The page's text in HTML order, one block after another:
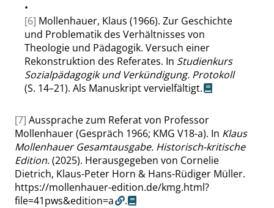
•
[6] Mollenhauer, Klaus (1966). Zur Geschichte
und Problematik des Verhältnisses von
Theologie und Pädagogik. Versuch einer
Rekonstruktion des Referates. In Studienkurs
Sozialpädagogik und Verkündigung. Protokoll
(S. 14–21). Als Manuskript vervielfältigt.
[7] Aussprache zum Referat von Professor
Mollenhauer (Gespräch 1966; KMG V18-a). In Klaus
Mollenhauer Gesamtausgabe. Historisch-kritische
Edition. (2025). Herausgegeben von Cornelie
Dietrich, Klaus-Peter Horn & Hans-Rüdiger Müller.
https://mollenhauer-edition.de/kmg.html?
file=41pws&edition=a
.